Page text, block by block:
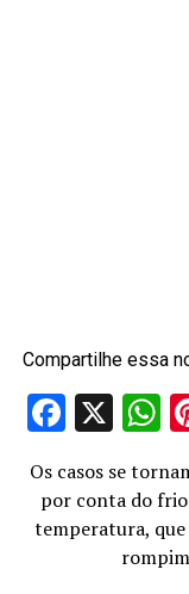
Compartilhe essa
X
Os casos se
por conta do frio
temperatura, que